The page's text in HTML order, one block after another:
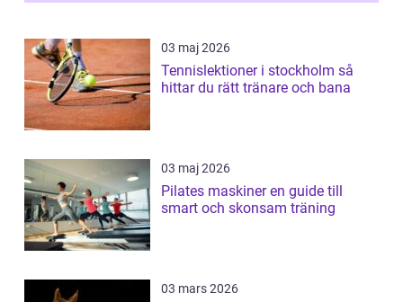
03 maj 2026
Tennislektioner i stockholm så
hittar du rätt tränare och bana
03 maj 2026
Pilates maskiner en guide till
smart och skonsam träning
03 mars 2026